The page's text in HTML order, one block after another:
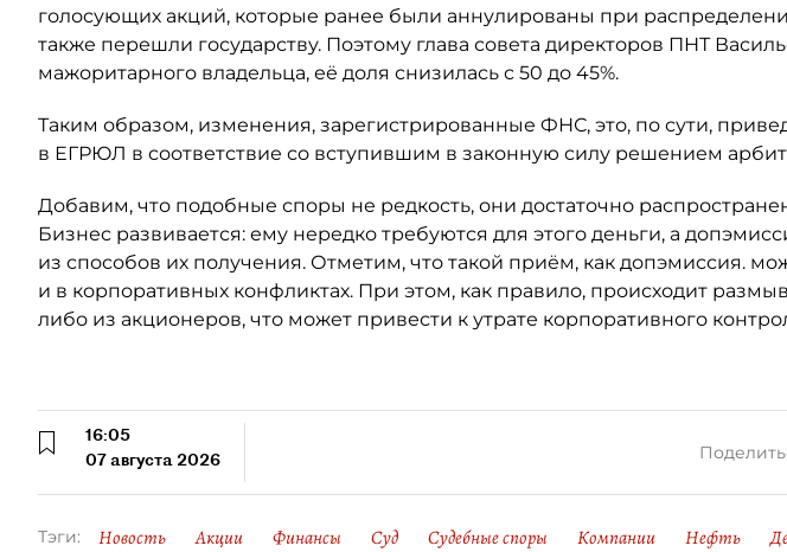
голосующих акций, которые ранее были аннулированы при
также перешли государству. Поэтому глава совета директоров ПНТ
мажоритарного владельца, её доля снизилась с 50 до 45%.
Таким образом, изменения, зарегистрированные ФНС, это, по сути,
в ЕГРЮЛ в соответствие со вступившим в законную силу решением
Добавим, что подобные споры не редкость, они достаточно
Бизнес развивается: ему нередко требуются для этого деньги, а
из способов их получения. Отметим, что такой приём, как допэмиссия.
и в корпоративных конфликтах. При этом, как правило, происходит
либо из акционеров, что может привести к утрате корпоративного
16:05
07 августа 2026
Тэги: Новость Акции Финансы Суд Судебные споры Компании Нефть